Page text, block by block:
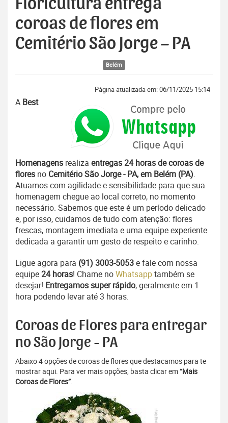
Floricultura entrega
coroas de flores em
Cemitério São Jorge – PA
Belém
Página atualizada em: 06/11/2025 15:14
A Best
Homenagens realiza entregas 24 horas de coroas de
flores no Cemitério São Jorge - PA, em Belém (PA).
Atuamos com agilidade e sensibilidade para que sua
homenagem chegue ao local correto, no momento
necessário. Sabemos que este é um período delicado
e, por isso, cuidamos de tudo com atenção: flores
frescas, montagem imediata e uma equipe experiente
dedicada a garantir um gesto de respeito e carinho.
Ligue agora para (91) 3003-5053e fale com nossa
equipe24 horas! Chame noWhatsapptambém se
desejar! Entregamos super rápido, geralmente em 1
hora podendo levar até 3 horas.
Coroas de Flores para entregar
no São Jorge - PA
Abaixo 4 opções de coroas de flores que destacamos para te
mostrar aqui. Para ver mais opções, basta clicar em“Mais
Coroas de Flores”.